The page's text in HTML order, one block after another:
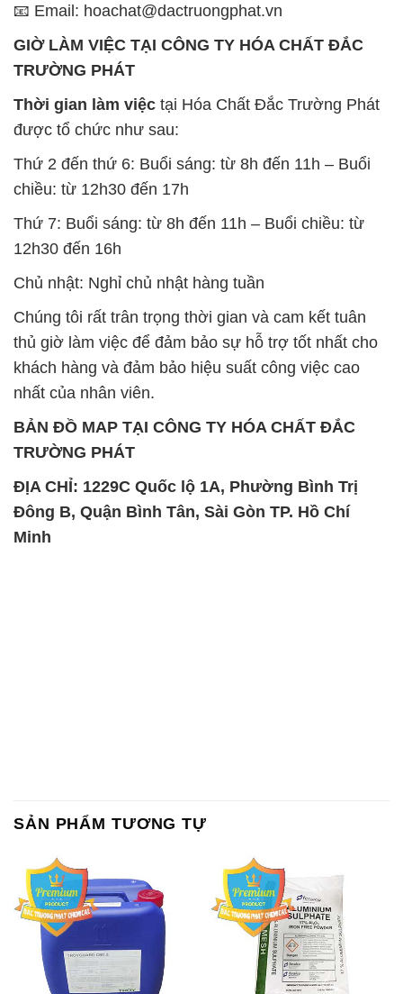
📧 Email: hoachat@dactruongphat.vn
GIỜ LÀM VIỆC TẠI CÔNG TY HÓA CHẤT ĐẮC
TRƯỜNG PHÁT
Thời gian làm việc tại Hóa Chất Đắc Trường Phát
được tổ chức như sau:
Thứ 2 đến thứ 6: Buổi sáng: từ 8h đến 11h – Buổi
chiều: từ 12h30 đến 17h
Thứ 7: Buổi sáng: từ 8h đến 11h – Buổi chiều: từ
12h30 đến 16h
Chủ nhật: Nghỉ chủ nhật hàng tuần
Chúng tôi rất trân trọng thời gian và cam kết tuân
thủ giờ làm việc để đảm bảo sự hỗ trợ tốt nhất cho
khách hàng và đảm bảo hiệu suất công việc cao
nhất của nhân viên.
BẢN ĐỒ MAP TẠI CÔNG TY HÓA CHẤT ĐẮC
TRƯỜNG PHÁT
ĐỊA CHỈ: 1229C Quốc lộ 1A, Phường Bình Trị
Đông B, Quận Bình Tân, Sài Gòn TP. Hồ Chí
Minh
SẢN PHẨM TƯƠNG TỰ